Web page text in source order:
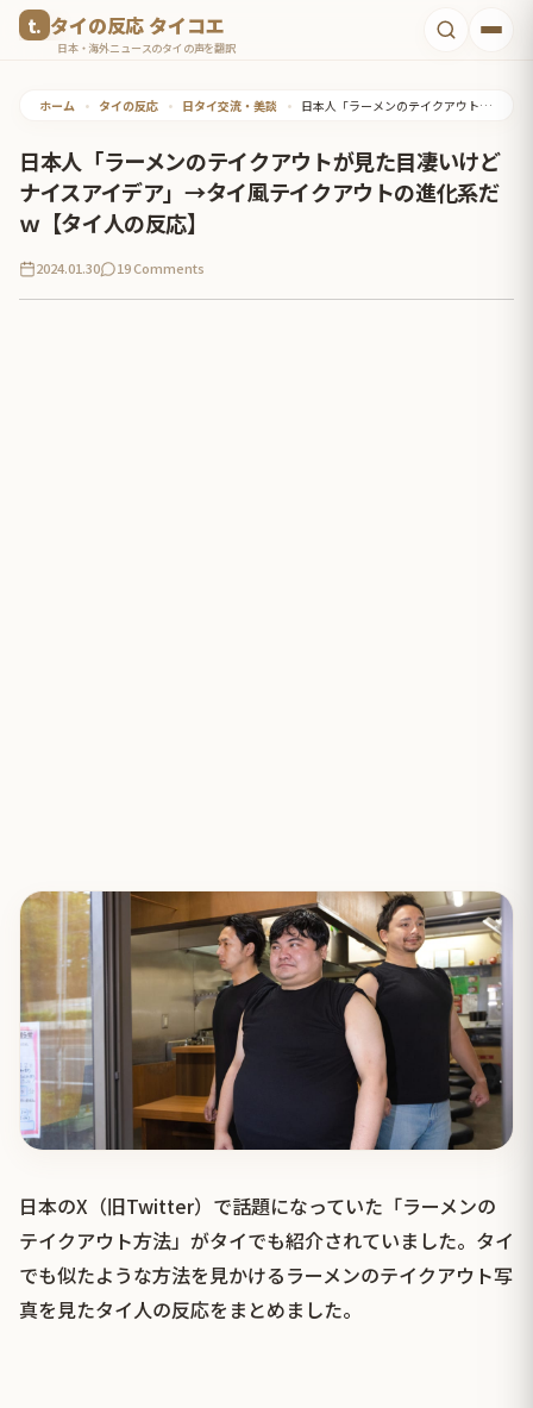
タイの反応 タイコエ
日本・海外ニュースのタイの声を翻訳
ホーム • タイの反応 • 日タイ交流・美談 • 日本人「ラーメンのテイクアウトが見た目凄いけどナイスアイデア」→タイ風テイクアウトの進化系だｗ【タイ人の反応】
日本人「ラーメンのテイクアウトが見た目凄いけど
ナイスアイデア」→タイ風テイクアウトの進化系だ
ｗ【タイ人の反応】
2024.01.30 19 Comments
日本のX（旧Twitter）で話題になっていた「ラーメンの
テイクアウト方法」がタイでも紹介されていました。タイ
でも似たような方法を見かけるラーメンのテイクアウト写
真を見たタイ人の反応をまとめました。